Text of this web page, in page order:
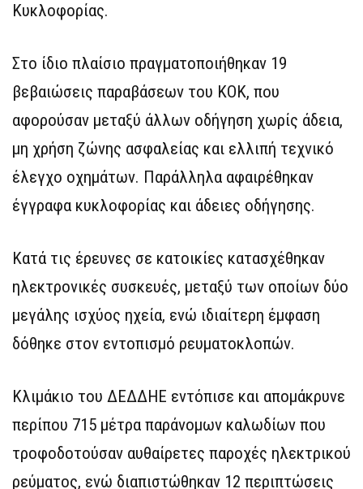
Κυκλοφορίας.
Στο ίδιο πλαίσιο πραγματοποιήθηκαν 19
βεβαιώσεις παραβάσεων του ΚΟΚ, που
αφορούσαν μεταξύ άλλων οδήγηση χωρίς άδεια,
μη χρήση ζώνης ασφαλείας και ελλιπή τεχνικό
έλεγχο οχημάτων. Παράλληλα αφαιρέθηκαν
έγγραφα κυκλοφορίας και άδειες οδήγησης.
Κατά τις έρευνες σε κατοικίες κατασχέθηκαν
ηλεκτρονικές συσκευές, μεταξύ των οποίων δύο
μεγάλης ισχύος ηχεία, ενώ ιδιαίτερη έμφαση
δόθηκε στον εντοπισμό ρευματοκλοπών.
Κλιμάκιο του ΔΕΔΔΗΕ εντόπισε και απομάκρυνε
περίπου 715 μέτρα παράνομων καλωδίων που
τροφοδοτούσαν αυθαίρετες παροχές ηλεκτρικού
ρεύματος, ενώ διαπιστώθηκαν 12 περιπτώσεις